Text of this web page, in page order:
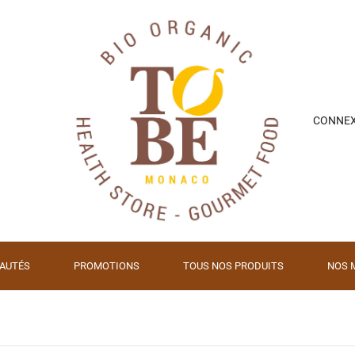
PROMOTIONS TOUS NOS PRODUITS NOS